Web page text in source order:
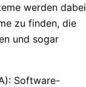
werden dabei
zu finden, die
und sogar
Software-